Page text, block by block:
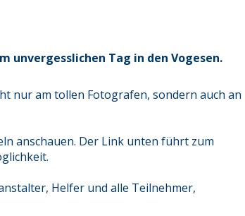
unvergesslichen Tag in den Vogesen.
nur am tollen Fotografen, sondern auch an
anschauen. Der Link unten führt zum
Helfer und alle Teilnehmer,